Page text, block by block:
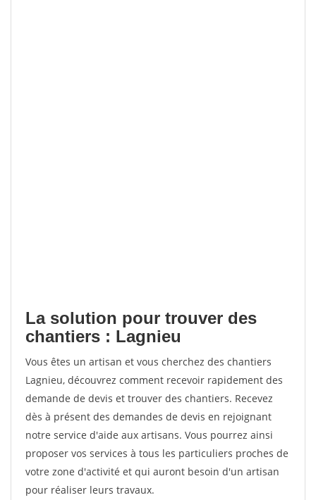
La solution pour trouver des
chantiers : Lagnieu
Vous êtes un artisan et vous cherchez des chantiers
Lagnieu, découvrez comment recevoir rapidement des
demande de devis et trouver des chantiers. Recevez
dès à présent des demandes de devis en rejoignant
notre service d'aide aux artisans. Vous pourrez ainsi
proposer vos services à tous les particuliers proches de
votre zone d'activité et qui auront besoin d'un artisan
pour réaliser leurs travaux.